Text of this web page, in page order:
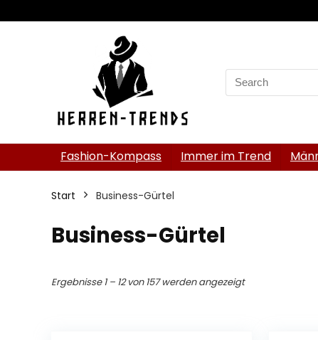
Search
for:
Fashion-Kompass Immer im Trend
Start Business-Gürtel
Business-Gürtel
Ergebnisse 1 – 12 von 157 werden angezeigt